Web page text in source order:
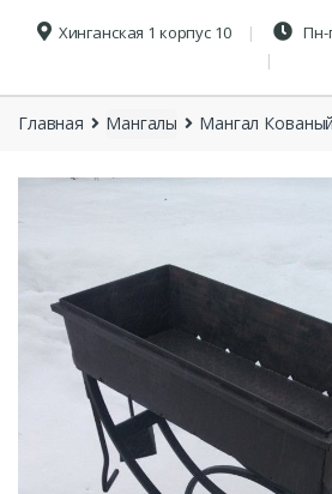
Хинганская 1 корпус 10 Пн-
Главная Мангалы Мангал